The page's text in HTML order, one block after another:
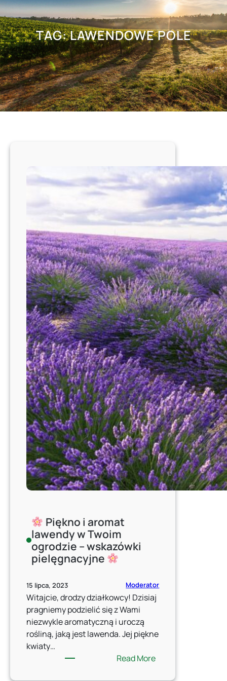
TAG:LAWENDOWE POLE
Piękno i aromat
lawendy w Twoim
ogrodzie – wskazówki
pielęgnacyjne
15 lipca, 2023 Moderator
Witajcie, drodzy działkowcy! Dzisiaj
pragniemy podzielić się z Wami
niezwykle aromatyczną i uroczą
rośliną, jaką jest lawenda. Jej piękne
kwiaty…
Read More: